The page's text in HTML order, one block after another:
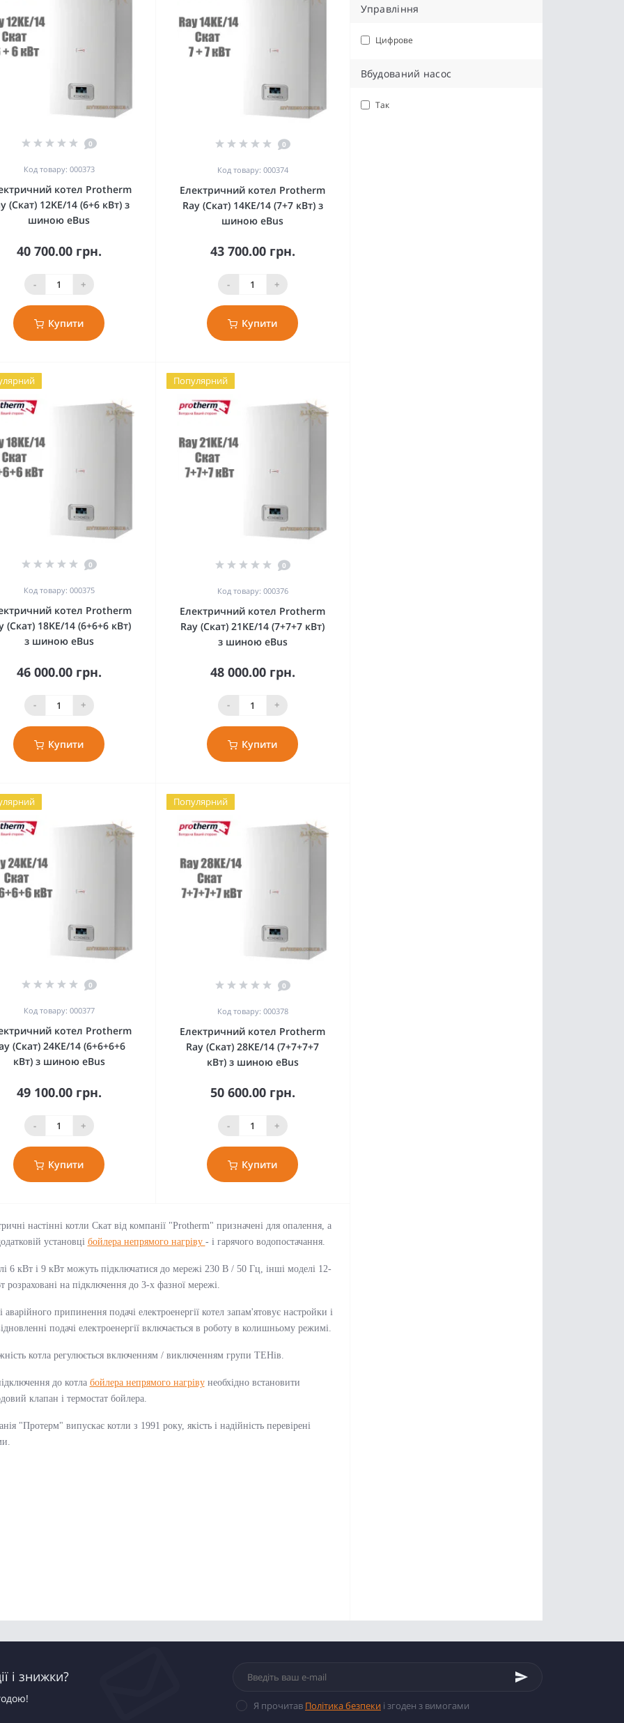
0
Код товару: 000373
котел Protherm
(Скат) 12KE/14 (6+6 кВт) з
шиною eBus
40 700.00 грн.
- +
Купити
0
Код товару: 000374
Електричний котел Protherm
Ray (Скат) 14KE/14 (7+7 кВт) з
шиною eBus
43 700.00 грн.
- +
Купити
0
Код товару: 000375
котел Protherm
(Скат) 18KE/14 (6+6+6 кВт)
з шиною eBus
46 000.00 грн.
- +
Купити
Популярний
0
Код товару: 000376
Електричний котел Protherm
Ray (Скат) 21KE/14 (7+7+7 кВт)
з шиною eBus
48 000.00 грн.
- +
Купити
0
Код товару: 000377
котел Protherm
(Скат) 24KE/14 (6+6+6+6
кВт) з шиною eBus
49 100.00 грн.
- +
Купити
Популярний
0
Код товару: 000378
Електричний котел Protherm
Ray (Скат) 28KE/14 (7+7+7+7
кВт) з шиною eBus
50 600.00 грн.
- +
Купити
настінні котли Скат від компанії "Protherm" призначені для опалення, а
установці бойлера непрямого нагріву - і гарячого водопостачання.
6 кВт і 9 кВт можуть підключатися до мережі 230 В / 50 Гц, інші моделі 12-
розраховані на підключення до 3-х фазної мережі.
аварійного припинення подачі електроенергії котел запам'ятовує настройки і
подачі електроенергії включається в роботу в колишньому режимі.
котла регулюється включенням / виключенням групи ТЕНів.
до котла бойлера непрямого нагрівунеобхідно встановити
клапан і термостат бойлера.
"Протерм" випускає котли з 1991 року, якість і надійність перевірені
Управління
Цифрове
Вбудований насос
Так
і знижки?
Я прочитав Політика безпеки і згоден з вимогами